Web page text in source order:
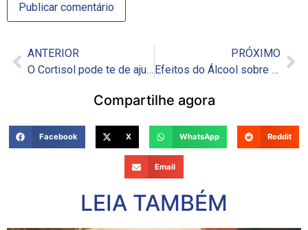
ANTERIOR
O Cortisol pode te de ajudar a emagrecer.
PRÓXIMO
Efeitos do Álcool sobre o Coração – a Intoxicação Etílica.
Compartilhe agora
Facebook X WhatsApp Reddit
Email
LEIA TAMBÉM